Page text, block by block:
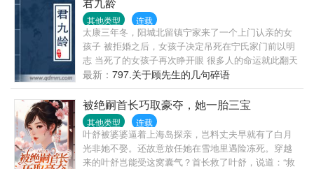
经怀孕七个多月了。学业半途而废，自己憧憬的爱情
又遭遇背叛。她开始烦恼、憎恨、自暴自弃......。本来
爱情的结晶是幸福的小天使。可她却恨，她想把孩子
打掉。她遇到了善良的护士长后又遇到了退休的老教
员赵尚、李梅老夫妇......。杨蓉儿低沉失落的心，在善
良的温暖中又回归了本性。她开始变得成熟了。在她
坚强起来的心里，对男人有了戒心，对爱情失去了信
心。然而，爱情不是任何人说躲开就躲开的......
其他类型 连载
太康三年冬，阳城北留镇宁家来了一个上门认亲的女
孩子 被拒婚之后，女孩子决定吊死在宁氏家门前以明
志 当死了的女孩子再次睁开眼 很多人的命运就此翻天
覆地
最新： 797.关于顾先生的几句碎语
被绝嗣首长巧取豪夺，她一胎三宝
其他类型 连载
叶舒被婆婆逼着上海岛探亲，岂料丈夫早就有了白月
光非她不娶。还故意放任她在雪地里遇险冻死。穿越
来的叶舒岂能受这窝囊气？首长救了叶舒，说道：“救